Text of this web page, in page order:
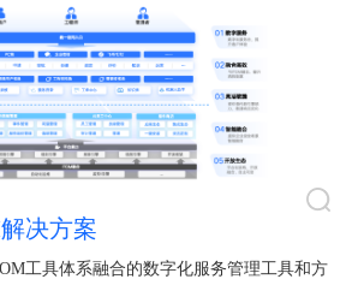
决方案
工具体系融合的数字化服务管理工具和方